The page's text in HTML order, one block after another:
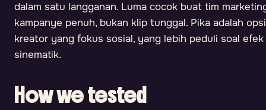
dalam satu langganan. Luma cocok buat tim
kampanye penuh, bukan klip tunggal. Pika adalah
kreator yang fokus sosial, yang lebih peduli soal
sinematik.
How we tested